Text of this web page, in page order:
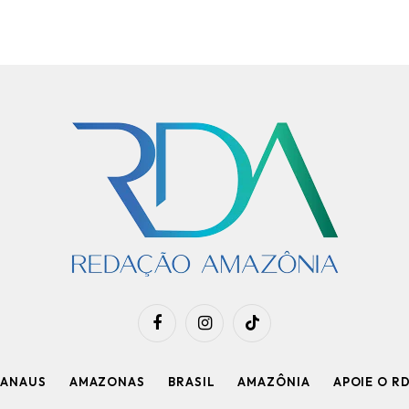
FacebookInstagramTikTok
AMAZONAS BRASIL AMAZÔNIA APOIE O